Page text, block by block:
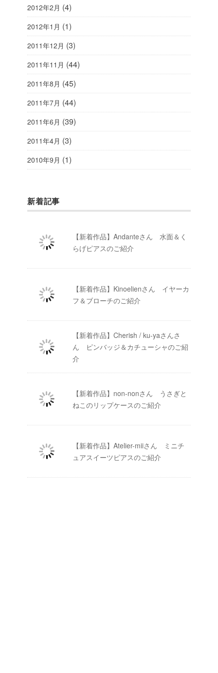
2012年2月 (4)
2012年1月 (1)
2011年12月 (3)
2011年11月 (44)
2011年8月 (45)
2011年7月 (44)
2011年6月 (39)
2011年4月 (3)
2010年9月 (1)
新着記事
【新着作品】Andanteさん 水面＆く
らげピアスのご紹介
【新着作品】Kinoelienさん イヤーカ
フ＆ブローチのご紹介
【新着作品】Cherish / ku-yaさんさ
ん ピンバッジ＆カチューシャのご紹
介
【新着作品】non-nonさん うさぎと
ねこのリップケースのご紹介
【新着作品】Atelier-miiさん ミニチ
ュアスイーツピアスのご紹介